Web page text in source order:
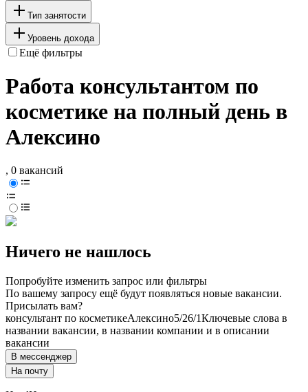
Тип занятости
Уровень дохода
Ещё фильтры
Работа консультантом по
косметике на полный день в
Алексино
, 0 вакансий
Ничего не нашлось
Попробуйте изменить запрос или фильтры
По вашему запросу ещё будут появляться новые вакансии.
Присылать вам?
консультант по косметикеАлексино5/26/1Ключевые слова в
названии вакансии, в названии компании и в описании
вакансии
В мессенджер
На почту